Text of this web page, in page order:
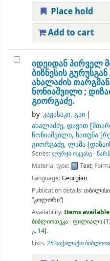
Place hold
Add to cart
იდეიდან პირველ
ბიზნესის
ახალაძის
ნონიაშვილი ;
გიორგაძე.
by კავასაკი, გაი
ახალაძძე, დავით
ნონიაშვილი, ხათუნა
გიორგაძე, ლაშა
Series:ლურჯი ოკეანე -
Material type:
Text;
Language:Georgian
Publication details:
”კოლორი”)
Availability:Items
ბიბლიოთეკა - ფილიალი
კ. 14 .
Lists:25 საქალაქო